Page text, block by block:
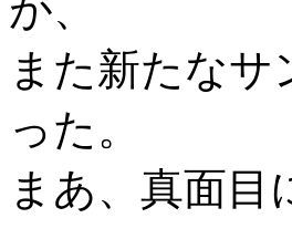
また新たな
った。
まあ、真面